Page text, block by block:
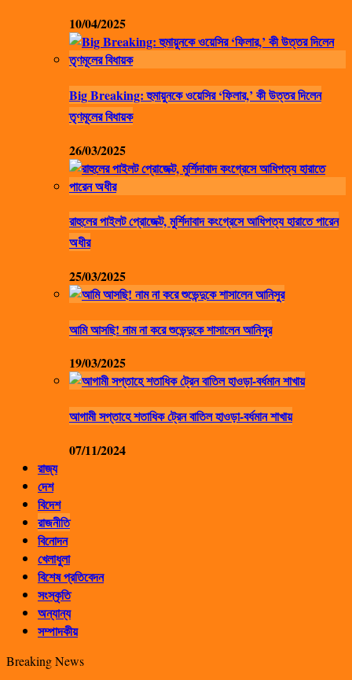
10/04/2025
Big Breaking: হুমায়ুনকে ওয়েসির ‘ফিলার,’ কী উত্তর দিলেন
তৃণমূলের বিধায়ক
26/03/2025
রাহুলের পাইলট প্রোজেক্ট, মুর্শিদাবাদ কংগ্রেসে আধিপত্য হারাতে পারেন
অধীর
25/03/2025
আমি আসছি! নাম না করে শুভেন্দুকে শাসালেন আনিসুর
19/03/2025
আগামী সপ্তাহে শতাধিক ট্রেন বাতিল হাওড়া-বর্ধমান শাখায়
07/11/2024
রাজ্য
দেশ
বিদেশ
রাজনীতি
বিনোদন
খেলাধুলা
বিশেষ প্রতিবেদন
সংস্কৃতি
অন্যান্য
সম্পাদকীয়
Breaking News